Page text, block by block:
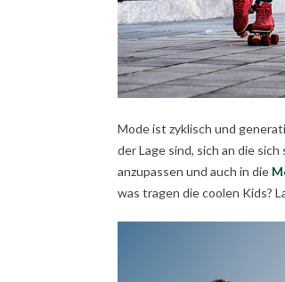
Mode ist zyklisch und
der Lage sind, sich an die
anzupassen und auch in die
was tragen die coolen Kids?